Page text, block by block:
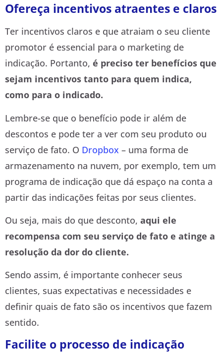
Ofereça incentivos atraentes e claros
Ter incentivos claros e que atraiam o seu cliente
promotor é essencial para o marketing de
indicação. Portanto, é preciso ter benefícios que
sejam incentivos tanto para quem indica,
como para o indicado.
Lembre-se que o benefício pode ir além de
descontos e pode ter a ver com seu produto ou
serviço de fato. O Dropbox – uma forma de
armazenamento na nuvem, por exemplo, tem um
programa de indicação que dá espaço na conta a
partir das indicações feitas por seus clientes.
Ou seja, mais do que desconto, aqui ele
recompensa com seu serviço de fato e atinge a
resolução da dor do cliente.
Sendo assim, é importante conhecer seus
clientes, suas expectativas e necessidades e
definir quais de fato são os incentivos que fazem
sentido.
Facilite o processo de indicação